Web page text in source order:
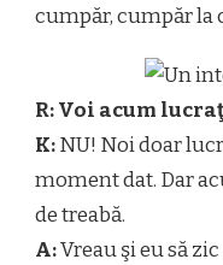
cumpăr, cumpăr la
R: Voi acum
K:NU! Noi doar
moment dat. Dar
de treabă.
A:Vreau şi eu să